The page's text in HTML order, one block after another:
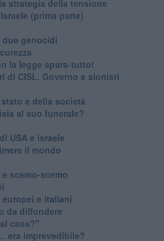
strategia della tensione
(prima parte)
due genocidi
la legge spara-tutto!
di CISL, Governo e sionisti
e della società
al suo funerale?
USA e Israele
il mondo
scemo-scemo
europei e italiani
da diffondere
caos?"
era imprevedibile?